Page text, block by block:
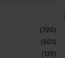
(720)
(501)
(139)